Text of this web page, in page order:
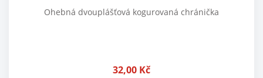
Ohebná dvouplášťová kogurovaná chránička
32,00 Kč